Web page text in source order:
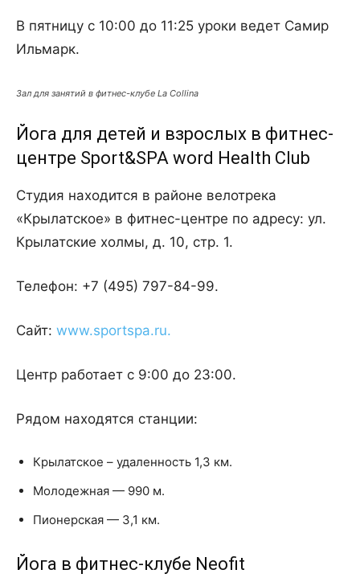
В пятницу с 10:00 до 11:25 уроки ведет Самир
Ильмарк.
Зал для занятий в фитнес-клубе La Collina
Йога для детей и взрослых в фитнес-
центре Sport&SPA word Health Club
Студия находится в районе велотрека
«Крылатское» в фитнес-центре по адресу: ул.
Крылатские холмы, д. 10, стр. 1.
Телефон: +7 (495) 797-84-99.
Cайт: www.sportspa.ru.
Центр работает с 9:00 до 23:00.
Рядом находятся станции:
Крылатское – удаленность 1,3 км.
Молодежная — 990 м.
Пионерская — 3,1 км.
Йога в фитнес-клубе Neofit